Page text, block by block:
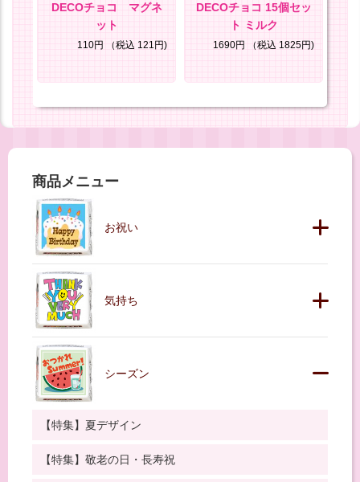
DECOチョコ マグネ
ット
110円 （税込 121円)
DECOチョコ 15個セッ
ト ミルク
1690円 （税込 1825円)
商品メニュー
お祝い
気持ち
シーズン
【特集】夏デザイン
【特集】敬老の日・長寿祝